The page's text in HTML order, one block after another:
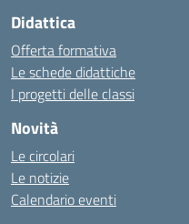
Didattica
Offerta formativa
Le schede didattiche
I progetti delle classi
Novità
Le circolari
Le notizie
Calendario eventi